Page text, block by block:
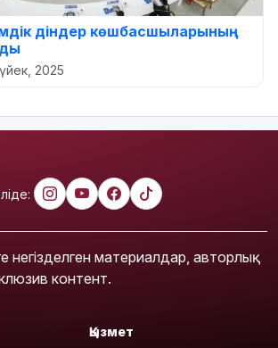
діндер көшбасшыларының
2025
негізделген материалдар, авторлық
контент.
Қызмет